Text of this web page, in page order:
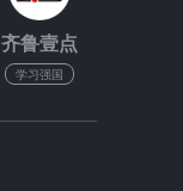
齐鲁壹点
学习强国